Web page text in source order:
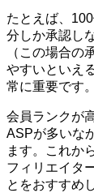
たとえば、
分しか承認し
（この場合の
やすいといえ
常に重要です。
会員ランクが
ASPが多いな
ます。これか
フィリエイタ
とをおすすめ